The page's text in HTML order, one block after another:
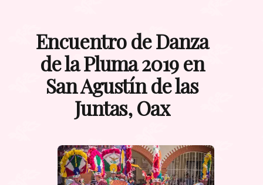
Encuentro de Danza
de la Pluma 2019 en
San Agustín de las
Juntas, Oax